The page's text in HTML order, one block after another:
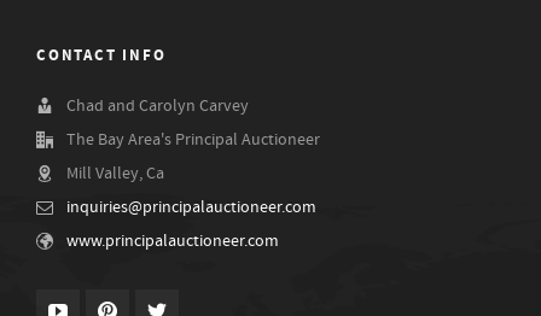
CONTACT INFO
Chad and Carolyn Carvey
The Bay Area's Principal Auctioneer
Mill Valley, Ca
inquiries@principalauctioneer.com
www.principalauctioneer.com